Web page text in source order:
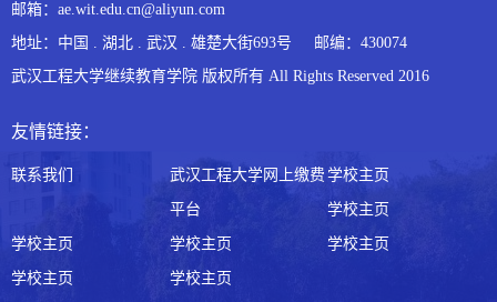
邮箱：ae.wit.edu.cn@aliyun.com
地址：中国 . 湖北 . 武汉 . 雄楚大街693号 邮编：430074
武汉工程大学继续教育学院 版权所有 All Rights Reserved 2016
友情链接：
联系我们 武汉工程大学网上缴费
平台
学校主页
学校主页
学校主页 学校主页 学校主页
学校主页 学校主页